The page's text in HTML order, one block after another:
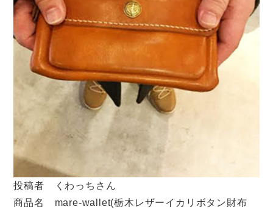
投稿者 くわっちさん
商品名 mare-wallet(栃木レザーイカリボタン財布